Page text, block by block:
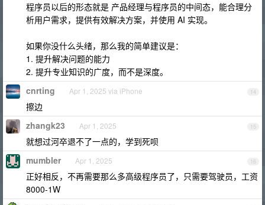
程序员以后的形态就是 产品经理与程序员的中间态，能合理分
析用户需求，提供有效解决方案，并使用 AI 实现。
如果你没什么头绪，那么我的简单建议是：
1. 提升解决问题的能力
2. 提升专业知识的广度，而不是深度。
14
cnrting Apr 1, 2025 via iPhone
擦边
15
zhangk23 Apr 1, 2025
就想过河卒退不了一点的，学到死呗
16
mumbler Apr 1, 2025
正好相反，不再需要那么多高级程序员了，只需要驾驶员，工资
8000-1W